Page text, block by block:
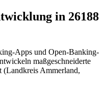
in 26188
Apps und Open-Banking-
maßgeschneiderte
(Landkreis Ammerland,